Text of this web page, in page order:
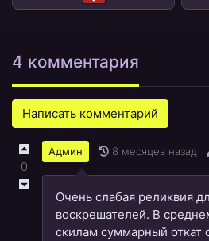
4 комментария
Написать комментарий
0
Админ 8 месяцев назад
Очень слабая реликвия
воскрешателей. В
скилам суммарный откат